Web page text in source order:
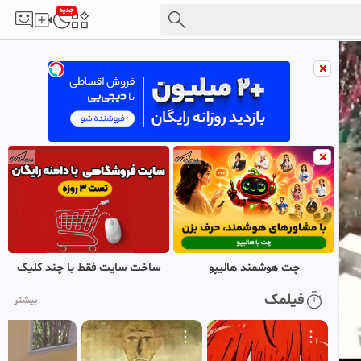
جدید
چت هوشمند هالیپو ساخت سایت فقط با چند کلیک
فیلمک بیشتر